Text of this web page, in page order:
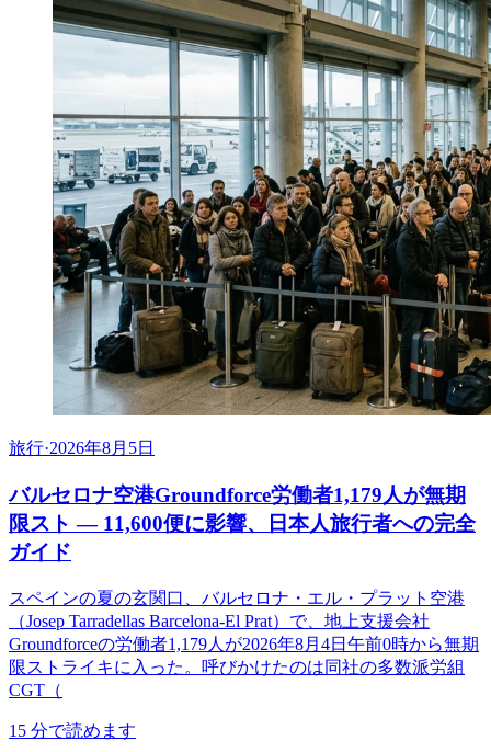
旅行·2026年8月5日
バルセロナ空港Groundforce労働者1,179人が無期
限スト ― 11,600便に影響、日本人旅行者への完全
ガイド
スペインの夏の玄関口、バルセロナ・エル・プラット空港
（Josep Tarradellas Barcelona-El Prat）で、地上支援会社
Groundforceの労働者1,179人が2026年8月4日午前0時から無期
限ストライキに入った。呼びかけたのは同社の多数派労組
CGT（
15 分で読めます